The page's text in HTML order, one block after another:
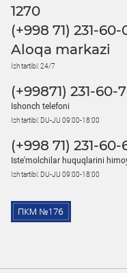
1270
(+998 71) 231-60-
Aloqa markazi
Ish tartibi: 24/7
(+99871) 231-60-
Ishonch telefoni
Ish tartibi: DU-JU 09:00-18:00
(+998 71) 231-60-
Iste'molchilar huquqlarini
Ish tartibi: DU-JU 09:00-18:00